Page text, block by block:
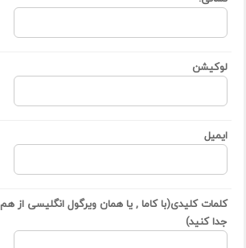
لوکیشن
ایمیل
کلمات کلیدی(با کاما , یا همان ویرگول انگلیسی از هم
جدا کنید)